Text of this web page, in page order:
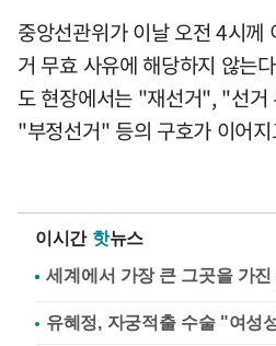
중앙선관위가 이날 오전 4시께
거 무효 사유에 해당하지 않는
도 현장에서는 "재선거", "선
"부정선거" 등의 구호가 이어
이시간 핫뉴스
유혜정, 자궁적출 수술 "여성